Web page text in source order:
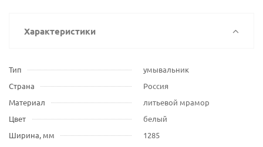
Характеристики
Тип
умывальник
Страна
Россия
Материал
литьевой мрамор
Цвет
белый
Ширина, мм
1285